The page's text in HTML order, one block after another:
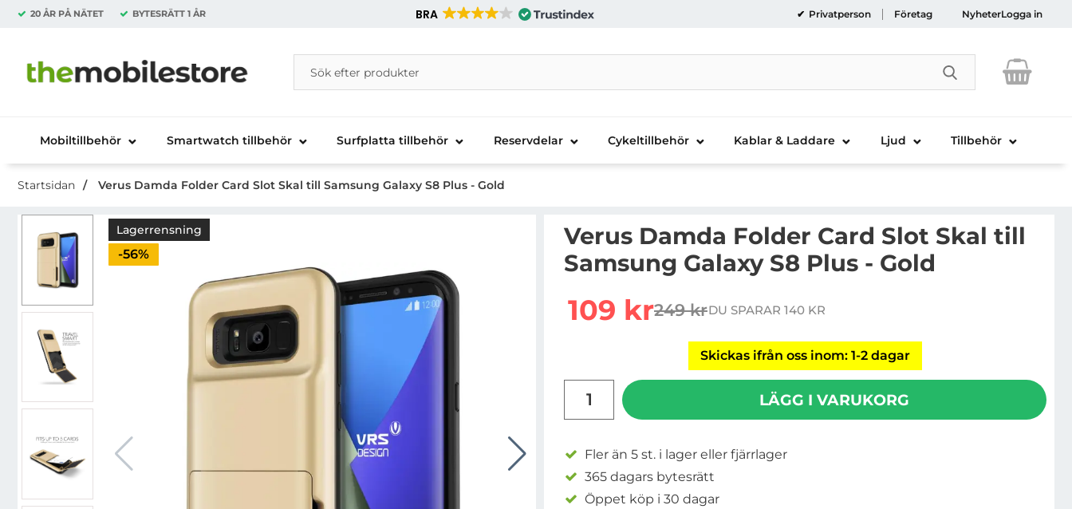
20 ÅR PÅ NÄTET BYTESRÄTT 1 ÅR BRA Privatperson Företag NyheterLogga in
Startsidan för Danira Telecom AB
Sök
Sök på Danira Telecom AB
Genomför
Mobiltillbehör Smartwatch tillbehör Surfplatta tillbehör Reservdelar Cykeltillbehör Kablar & Laddare Ljud Tillbehör
Startsidan Verus Damda Folder Card Slot Skal till Samsung Galaxy S8 Plus - Gold
Lagerrensning
Priset är nedsatt med
-56%
Verus Damda Folder Card Slot Skal till
Samsung Galaxy S8 Plus - Gold
rea pris
109 krtidigare pris
249 krDU SPARAR 140 KR
Skickas ifrån oss inom: 1-2 dagar
LÄGG I VARUKORG
Fler än 5 st. i lager eller fjärrlager
365 dagars bytesrätt
Öppet köp i 30 dagar